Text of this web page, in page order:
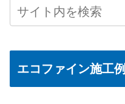
エコファイン施工例